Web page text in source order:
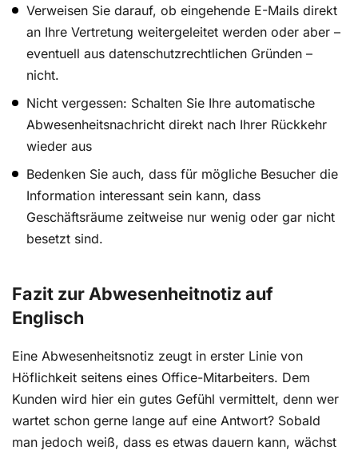
Verweisen Sie darauf, ob eingehende E-Mails direkt
an Ihre Vertretung weitergeleitet werden oder aber –
eventuell aus datenschutzrechtlichen Gründen –
nicht.
Nicht vergessen: Schalten Sie Ihre automatische
Abwesenheitsnachricht direkt nach Ihrer Rückkehr
wieder aus
Bedenken Sie auch, dass für mögliche Besucher die
Information interessant sein kann, dass
Geschäftsräume zeitweise nur wenig oder gar nicht
besetzt sind.
Fazit zur Abwesenheitnotiz auf
Englisch
Eine Abwesenheitsnotiz zeugt in erster Linie von
Höflichkeit seitens eines Office-Mitarbeiters. Dem
Kunden wird hier ein gutes Gefühl vermittelt, denn wer
wartet schon gerne lange auf eine Antwort? Sobald
man jedoch weiß, dass es etwas dauern kann, wächst